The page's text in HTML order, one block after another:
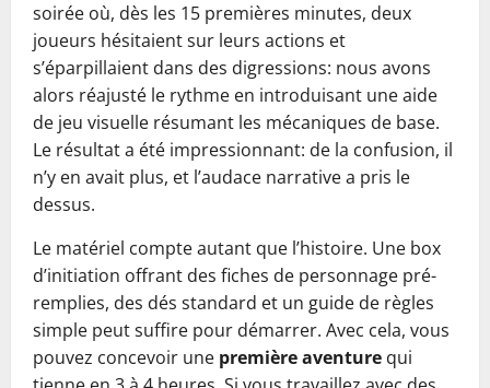
soirée où, dès les 15 premières minutes, deux
joueurs hésitaient sur leurs actions et
s’éparpillaient dans des digressions: nous avons
alors réajusté le rythme en introduisant une aide
de jeu visuelle résumant les mécaniques de base.
Le résultat a été impressionnant: de la confusion, il
n’y en avait plus, et l’audace narrative a pris le
dessus.
Le matériel compte autant que l’histoire. Une box
d’initiation offrant des fiches de personnage pré-
remplies, des dés standard et un guide de règles
simple peut suffire pour démarrer. Avec cela, vous
pouvez concevoir une première aventure qui